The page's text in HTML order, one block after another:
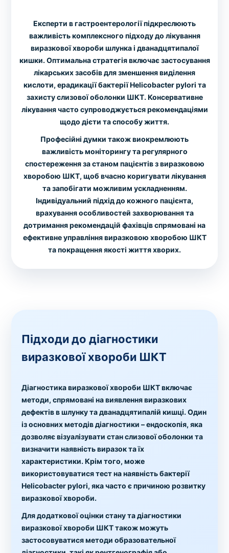
Експерти в гастроентерології підкреслюють
важливість комплексного підходу до лікування
виразкової хвороби шлунка і дванадцятипалої
кишки. Оптимальна стратегія включає застосування
лікарських засобів для зменшення виділення
кислоти, ерадикації бактерії Helicobacter pylori та
захисту слизової оболонки ШКТ. Консервативне
лікування часто супроводжується рекомендаціями
щодо дієти та способу життя.
Професійні думки також виокремлюють
важливість моніторингу та регулярного
спостереження за станом пацієнтів з виразковою
хворобою ШКТ, щоб вчасно коригувати лікування
та запобігати можливим ускладненням.
Індивідуальний підхід до кожного пацієнта,
врахування особливостей захворювання та
дотримання рекомендацій фахівців спрямовані на
ефективне управління виразковою хворобою ШКТ
та покращення якості життя хворих.
Підходи до діагностики
виразкової хвороби ШКТ
Діагностика виразкової хвороби ШКТ включає
методи, спрямовані на виявлення виразкових
дефектів в шлунку та дванадцятипалій кишці. Один
із основних методів діагностики – ендоскопія, яка
дозволяє візуалізувати стан слизової оболонки та
визначити наявність виразок та їх
характеристики. Крім того, може
використовуватися тест на наявність бактерії
Helicobacter pylori, яка часто є причиною розвитку
виразкової хвороби.
Для додаткової оцінки стану та діагностики
виразкової хвороби ШКТ також можуть
застосовуватися методи образовательної